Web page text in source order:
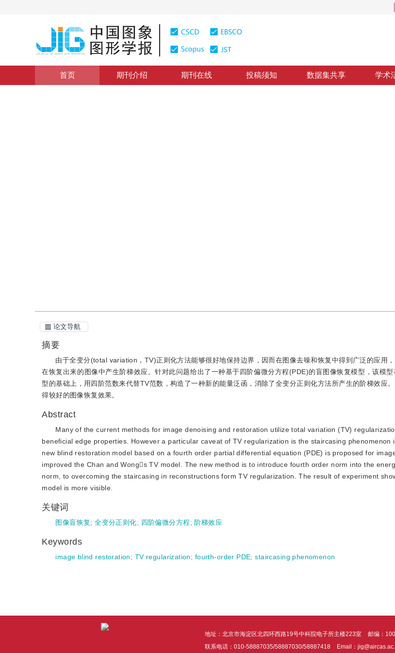
首页 期刊介绍 期刊在线 投稿须知 数据集共享 学术
论文导航
摘要
由于全变分(total variation，TV)正则化方法能够很好地保持边界，因而在图像去噪和恢复中得到广泛的应用
在恢复出来的图像中产生阶梯效应。针对此问题给出了一种基于四阶偏微分方程(PDE)的盲图像恢复模型，该模
型的基础上，用四阶范数来代替TV范数，构造了一种新的能量泛函，消除了全变分正则化方法所产生的阶梯效应
得较好的图像恢复效果。
Abstract
Many of the current methods for image denoising and restoration utilize total variation (TV)
beneficial edge properties. However a particular caveat of TV regularization is the staircasing phenomenon
new blind restoration model based on a fourth order partial differential equation (PDE) is proposed for
improved the Chan and Wongs TV model. The new method is to introduce fourth order norm into the
norm, to overcoming the staircasing in reconstructions form TV regularization. The result of experiment
model is more visible.
关键词
图像盲恢复;全变分正则化; 四阶偏微分方程; 阶梯效应
Keywords
image blind restoration; TV regularization; fourth-order PDE;staircasing phenomenon
地址：北京市海淀区北四环西路19号中科院电子所主楼223室
邮编：
联系电话：010-58887035/58887030/58887418
Email：